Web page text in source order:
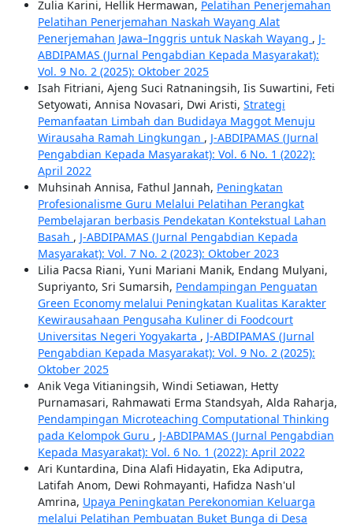
Zulia Karini, Hellik Hermawan, Pelatihan Penerjemahan
Pelatihan Penerjemahan Naskah Wayang Alat
Penerjemahan Jawa–Inggris untuk Naskah Wayang , J-
ABDIPAMAS (Jurnal Pengabdian Kepada Masyarakat):
Vol. 9 No. 2 (2025): Oktober 2025
Isah Fitriani, Ajeng Suci Ratnaningsih, Iis Suwartini, Feti
Setyowati, Annisa Novasari, Dwi Aristi, Strategi
Pemanfaatan Limbah dan Budidaya Maggot Menuju
Wirausaha Ramah Lingkungan , J-ABDIPAMAS (Jurnal
Pengabdian Kepada Masyarakat): Vol. 6 No. 1 (2022):
April 2022
Muhsinah Annisa, Fathul Jannah, Peningkatan
Profesionalisme Guru Melalui Pelatihan Perangkat
Pembelajaran berbasis Pendekatan Kontekstual Lahan
Basah , J-ABDIPAMAS (Jurnal Pengabdian Kepada
Masyarakat): Vol. 7 No. 2 (2023): Oktober 2023
Lilia Pacsa Riani, Yuni Mariani Manik, Endang Mulyani,
Supriyanto, Sri Sumarsih, Pendampingan Penguatan
Green Economy melalui Peningkatan Kualitas Karakter
Kewirausahaan Pengusaha Kuliner di Foodcourt
Universitas Negeri Yogyakarta , J-ABDIPAMAS (Jurnal
Pengabdian Kepada Masyarakat): Vol. 9 No. 2 (2025):
Oktober 2025
Anik Vega Vitianingsih, Windi Setiawan, Hetty
Purnamasari, Rahmawati Erma Standsyah, Alda Raharja,
Pendampingan Microteaching Computational Thinking
pada Kelompok Guru , J-ABDIPAMAS (Jurnal Pengabdian
Kepada Masyarakat): Vol. 6 No. 1 (2022): April 2022
Ari Kuntardina, Dina Alafi Hidayatin, Eka Adiputra,
Latifah Anom, Dewi Rohmayanti, Hafidza Nash'ul
Amrina, Upaya Peningkatan Perekonomian Keluarga
melalui Pelatihan Pembuatan Buket Bunga di Desa